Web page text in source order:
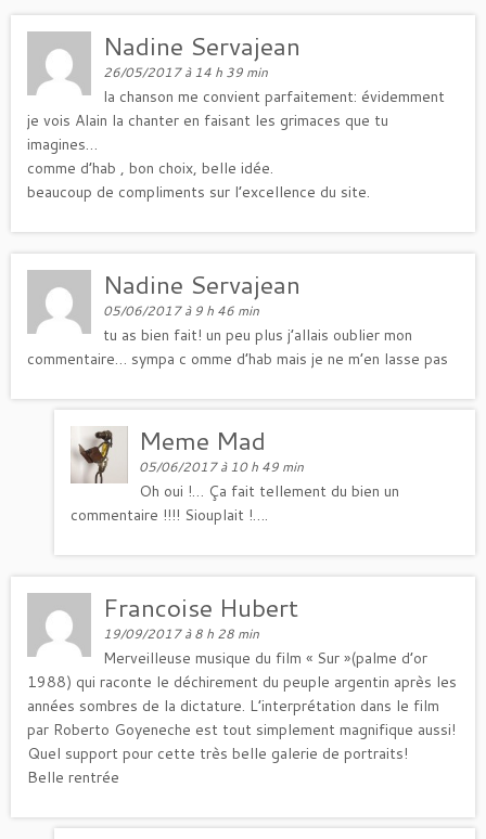
Nadine Servajean
26/05/2017 à 14 h 39 min
la chanson me convient parfaitement: évidemment
je vois Alain la chanter en faisant les grimaces que tu
imagines…
comme d’hab , bon choix, belle idée.
beaucoup de compliments sur l’excellence du site.
Nadine Servajean
05/06/2017 à 9 h 46 min
tu as bien fait! un peu plus j’allais oublier mon
commentaire… sympa c omme d’hab mais je ne m’en lasse pas
Meme Mad
05/06/2017 à 10 h 49 min
Oh oui !… Ça fait tellement du bien un
commentaire !!!! Siouplait !….
Francoise Hubert
19/09/2017 à 8 h 28 min
Merveilleuse musique du film « Sur »(palme d’or
1988) qui raconte le déchirement du peuple argentin après les
années sombres de la dictature. L’interprétation dans le film
par Roberto Goyeneche est tout simplement magnifique aussi!
Quel support pour cette très belle galerie de portraits!
Belle rentrée